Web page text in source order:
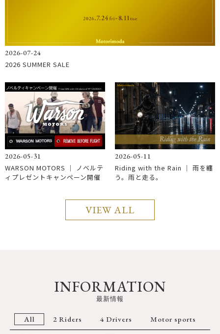
2026-07-24
2026 SUMMER SALE
2026-05-31
WARSON MOTORS ｜ ノベルテ
ィプレゼントキャンペーン開催
2026-05-11
Riding with the Rain │ 雨を纏
う。雨と走る。
VIEW ALL
INFORMATION
最新情報
All 2 Riders 4 Drivers Motor sports